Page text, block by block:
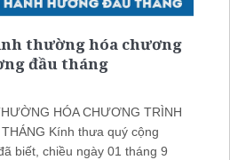
thường hóa chương
đầu tháng
HÓA CHƯƠNG TRÌNH
Kính thưa quý cộng
biết, chiều ngày 01 tháng 9